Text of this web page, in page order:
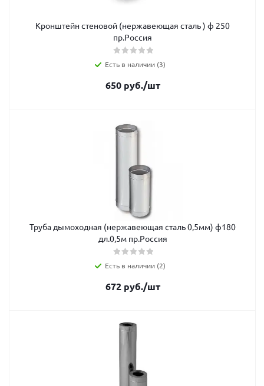
Кронштейн стеновой (нержавеющая сталь ) ф 250
пр.Россия
Есть в наличии (3)
650руб./шт
Труба дымоходная (нержавеющая сталь 0,5мм) ф180
дл.0,5м пр.Россия
Есть в наличии (2)
672руб./шт